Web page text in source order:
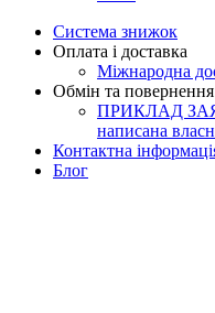
Система знижок
Оплата і доставка
Міжнародна
Обмін та повернення
ПРИКЛАД
написана
Контактна
Блог